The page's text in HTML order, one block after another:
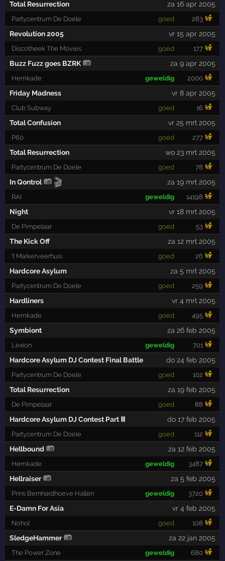
Total Resurrection za 16 apr 2005
Partycentrum De Doele goed 283
Revolution 2005 vr 15 apr 2005
Discotheek The Movies goed 177
Buzz Fuzz goes BZRK za 9 apr 2005
Hemkade geweldig 2000
Friday Madness vr 8 apr 2005
Club Subway goed 16
Total Confusion vr 25 mrt 2005
P60 goed 277
Total Resurrection wo 23 mrt 2005
Partycentrum De Doele goed 78
In Qontrol 🎬 za 19 mrt 2005
RAI geweldig 14198
Night vr 18 mrt 2005
De Pimpelaar goed 53
The Kick Off za 12 mrt 2005
't Markerveerhuis goed 26
Hardcore Asylum za 5 mrt 2005
Partycentrum De Doele goed 259
Hardliners vr 4 mrt 2005
Hemkade goed 495
Symbiont za 26 feb 2005
Lexion geweldig 701
Hardcore Asylum DJ Contest Final Battle do 24 feb 2005
Partycentrum De Doele goed 102
Total Resurrection za 19 feb 2005
De Pimpelaar goed 88
Hardcore Asylum DJ Contest Part Ⅲ do 17 feb 2005
Partycentrum De Doele goed 112
Hellbound za 12 feb 2005
Hemkade geweldig 3487
Hellraiser za 5 feb 2005
Prins Bernhardhoeve Hallen geweldig 3720
E-Damn For Asia vr 4 feb 2005
Nohol goed 108
SledgeHammer za 22 jan 2005
The Power Zone geweldig 680